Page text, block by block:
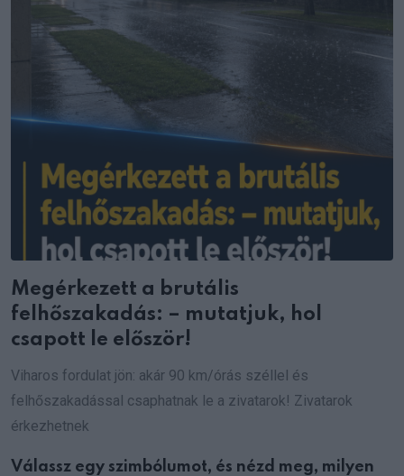
Megérkezett a brutális
felhőszakadás: – mutatjuk, hol
csapott le először!
Viharos fordulat jön: akár 90 km/órás széllel és
felhőszakadással csaphatnak le a zivatarok! Zivatarok
érkezhetnek
Válassz egy szimbólumot, és nézd meg, milyen